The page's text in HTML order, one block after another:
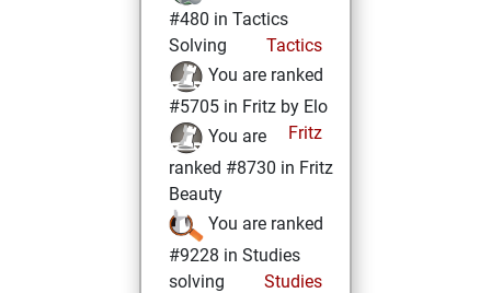
#480 in Tactics
Solving
Tactics
You are ranked
#5705 in Fritz by Elo
Fritz
You are
ranked #8730 in Fritz
Beauty
You are ranked
#9228 in Studies
solving
Studies